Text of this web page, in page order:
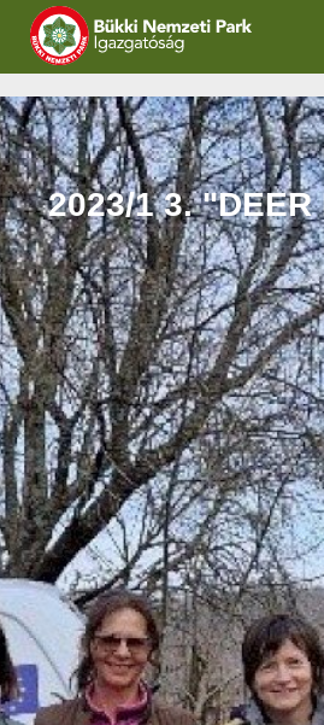
IGAZGATÓSÁG
TERMÉSZETVÉDELEM
VÍZVÉDELEM
ÖKOTURIZMUS
OKTATÁS
GEOPARKOK
KAPCSOLAT
2023/1 3. "DEER